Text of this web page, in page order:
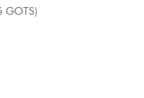
GOTS)